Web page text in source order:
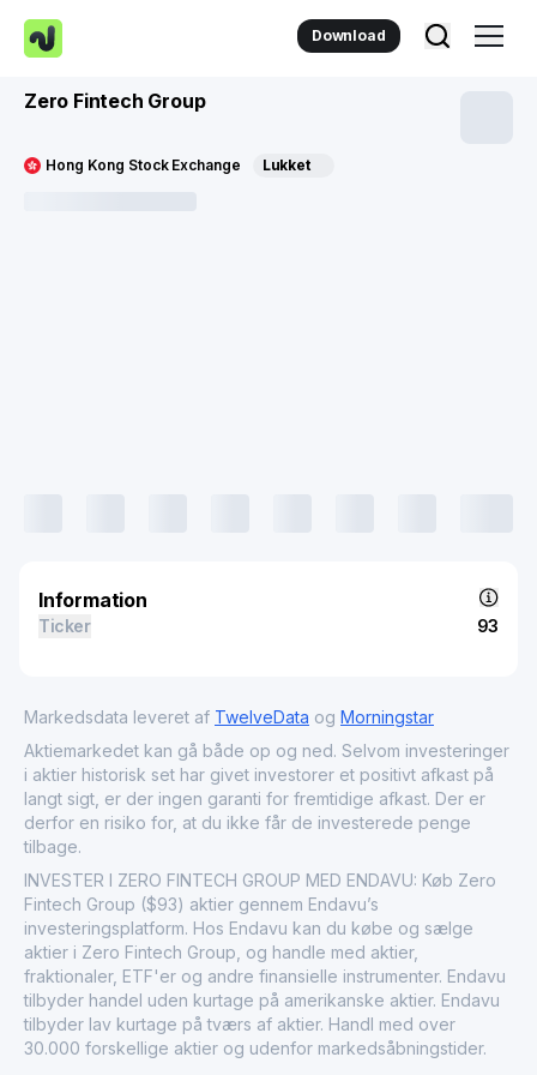
Download
Zero Fintech Group
Hong Kong Stock Exchange Lukket
Information
Ticker 93
Markedsdata leveret af TwelveData og Morningstar
Aktiemarkedet kan gå både op og ned. Selvom investeringer
i aktier historisk set har givet investorer et positivt afkast på
langt sigt, er der ingen garanti for fremtidige afkast. Der er
derfor en risiko for, at du ikke får de investerede penge
tilbage.
INVESTER I ZERO FINTECH GROUP MED ENDAVU: Køb Zero
Fintech Group ($93) aktier gennem Endavu’s
investeringsplatform. Hos Endavu kan du købe og sælge
aktier i Zero Fintech Group, og handle med aktier,
fraktionaler, ETF'er og andre finansielle instrumenter. Endavu
tilbyder handel uden kurtage på amerikanske aktier. Endavu
tilbyder lav kurtage på tværs af aktier. Handl med over
30.000 forskellige aktier og udenfor markedsåbningstider.